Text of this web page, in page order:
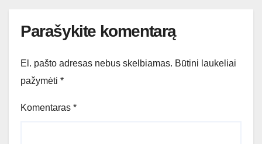
Parašykite komentarą
El. pašto adresas nebus skelbiamas. Būtini laukeliai
pažymėti *
Komentaras *